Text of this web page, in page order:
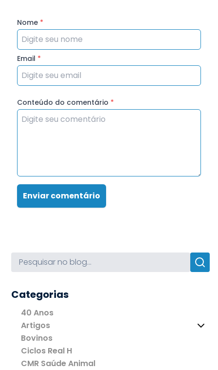
Nome *
Email *
Conteúdo do comentário *
Enviar comentário
Categorias
40 Anos
Artigos
Bovinos
Ciclos Real H
CMR Saúde Animal